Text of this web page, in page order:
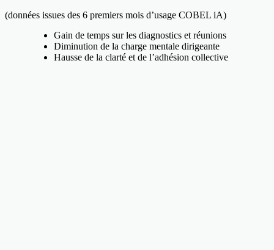
(données issues des 6 premiers mois d’usage COBEL iA)
Gain de temps sur les diagnostics et réunions
Diminution de la charge mentale dirigeante
Hausse de la clarté et de l’adhésion collective